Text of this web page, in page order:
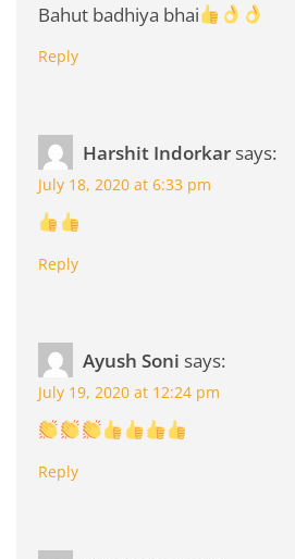
Bahut badhiya bhai
Reply
Harshit Indorkar says:
July 18, 2020 at 6:33 pm
Reply
Ayush Soni says:
July 19, 2020 at 12:24 pm
Reply